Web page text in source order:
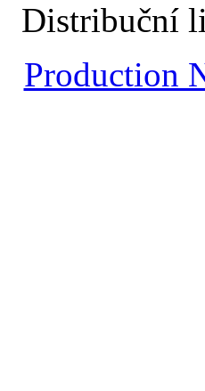
Distribuční
Production